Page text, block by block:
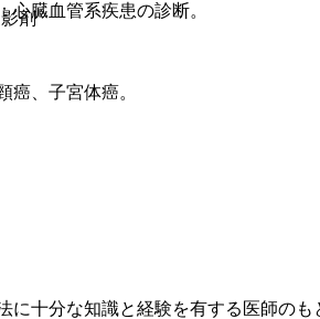
臓血管系疾患の診断。
、子宮体癌。
十分な知識と経験を有する医師の
剤